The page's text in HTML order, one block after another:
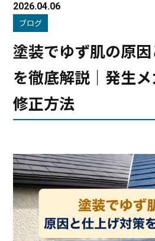
2026.04.06
ブログ
塗装でゆず肌の原
を徹底解説｜発生
修正方法